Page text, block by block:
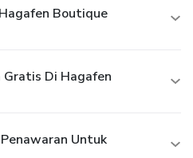
Boutique
Gratis Di Hagafen
Untuk